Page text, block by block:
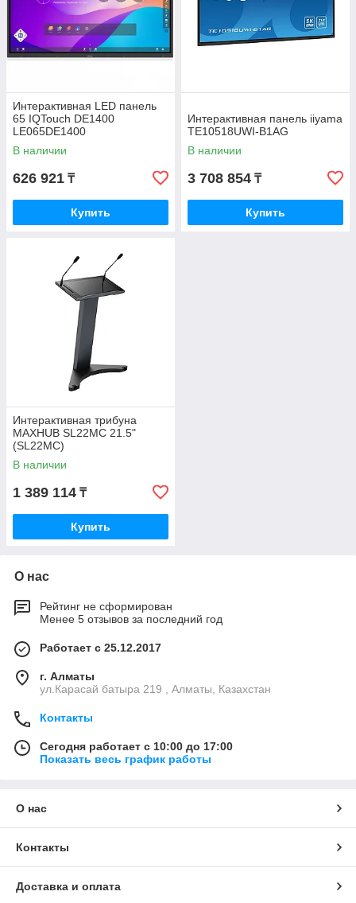
Интерактивная LED панель
65 IQTouch DE1400
LE065DE1400
В наличии
626 921 ₸
Купить
Интерактивная панель iiyama
TE10518UWI-B1AG
В наличии
3 708 854 ₸
Купить
Интерактивная трибуна
MAXHUB SL22MC 21.5"
(SL22MC)
В наличии
1 389 114 ₸
Купить
О нас
Рейтинг не сформирован
Менее 5 отзывов за последний год
Работает с 25.12.2017
г. Алматы
ул.Карасай батыра 219 , Алматы, Казахстан
Контакты
Сегодня работает с 10:00 до 17:00
Показать весь график работы
О нас
Контакты
Доставка и оплата